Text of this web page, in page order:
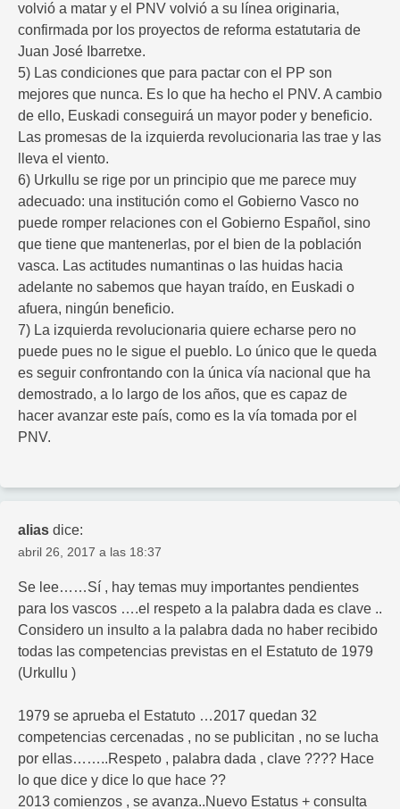
volvió a matar y el PNV volvió a su línea originaria,
confirmada por los proyectos de reforma estatutaria de
Juan José Ibarretxe.
5) Las condiciones que para pactar con el PP son
mejores que nunca. Es lo que ha hecho el PNV. A cambio
de ello, Euskadi conseguirá un mayor poder y beneficio.
Las promesas de la izquierda revolucionaria las trae y las
lleva el viento.
6) Urkullu se rige por un principio que me parece muy
adecuado: una institución como el Gobierno Vasco no
puede romper relaciones con el Gobierno Español, sino
que tiene que mantenerlas, por el bien de la población
vasca. Las actitudes numantinas o las huidas hacia
adelante no sabemos que hayan traído, en Euskadi o
afuera, ningún beneficio.
7) La izquierda revolucionaria quiere echarse pero no
puede pues no le sigue el pueblo. Lo único que le queda
es seguir confrontando con la única vía nacional que ha
demostrado, a lo largo de los años, que es capaz de
hacer avanzar este país, como es la vía tomada por el
PNV.
alias dice:
abril 26, 2017 a las 18:37
Se lee……Sí , hay temas muy importantes pendientes
para los vascos ….el respeto a la palabra dada es clave ..
Considero un insulto a la palabra dada no haber recibido
todas las competencias previstas en el Estatuto de 1979
(Urkullu )
1979 se aprueba el Estatuto …2017 quedan 32
competencias cercenadas , no se publicitan , no se lucha
por ellas……..Respeto , palabra dada , clave ???? Hace
lo que dice y dice lo que hace ??
2013 comienzos , se avanza..Nuevo Estatus + consulta